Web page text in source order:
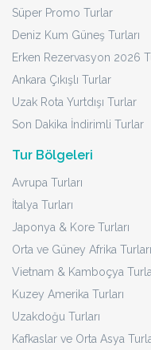
Süper Promo Turlar
Deniz Kum Güneş Turları
Erken Rezervasyon 2026
Ankara Çıkışlı Turlar
Uzak Rota Yurtdışı Turlar
Son Dakika İndirimli Turlar
Tur Bölgeleri
Avrupa Turları
İtalya Turları
Japonya & Kore Turları
Orta ve Güney Afrika Turları
Vietnam & Kamboçya
Kuzey Amerika Turları
Uzakdoğu Turları
Kafkaslar ve Orta Asya